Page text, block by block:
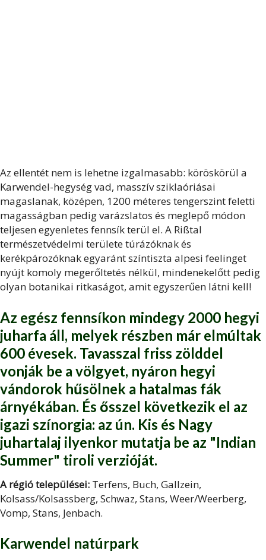
Az ellentét nem is lehetne izgalmasabb: köröskörül a
Karwendel-hegység vad, masszív sziklaóriásai
magaslanak, középen, 1200 méteres tengerszint feletti
magasságban pedig varázslatos és meglepő módon
teljesen egyenletes fennsík terül el. A Rißtal
természetvédelmi területe túrázóknak és
kerékpározóknak egyaránt színtiszta alpesi feelinget
nyújt komoly megerőltetés nélkül, mindenekelőtt pedig
olyan botanikai ritkaságot, amit egyszerűen látni kell!
Az egész fennsíkon mindegy 2000 hegyi
juharfa áll, melyek részben már elmúltak
600 évesek. Tavasszal friss zölddel
vonják be a völgyet, nyáron hegyi
vándorok hűsölnek a hatalmas fák
árnyékában. És ősszel következik el az
igazi színorgia: az ún. Kis és Nagy
juhartalaj ilyenkor mutatja be az "Indian
Summer" tiroli verzióját.
A régió települései: Terfens, Buch, Gallzein,
Kolsass/Kolsassberg, Schwaz, Stans, Weer/Weerberg,
Vomp, Stans, Jenbach.
Karwendel natúrpark